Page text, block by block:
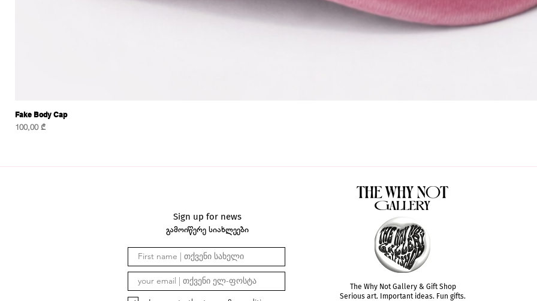
Fake Body Cap
Price
100,00 ₾
Sign up for news
გამოიწერე სიახლეები
The Why Not Gallery & Gift Shop
Serious art. Important ideas. Fun gifts.